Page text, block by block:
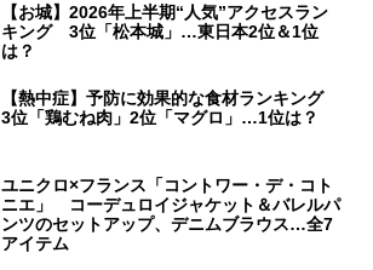
【お城】2026年上半期“人気”アクセスラン
キング 3位「松本城」…東日本2位＆1位
は？
【熱中症】予防に効果的な食材ランキング
3位「鶏むね肉」2位「マグロ」…1位は？
ユニクロ×フランス「コントワー・デ・コト
ニエ」 コーデュロイジャケット＆バレルパ
ンツのセットアップ、デニムブラウス…全7
アイテム